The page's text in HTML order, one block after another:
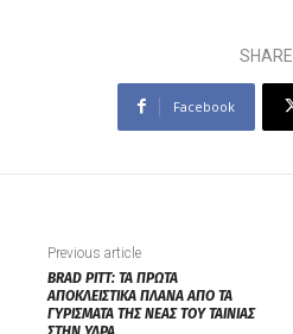
SHARE
Facebook
Previous article
BRAD PITT: ΤΑ ΠΡΩΤΑ
ΑΠΟΚΛΕΙΣΤΙΚΑ ΠΛΑΝΑ ΑΠΟ ΤΑ
ΓΥΡΙΣΜΑΤΑ ΤΗΣ ΝΕΑΣ ΤΟΥ ΤΑΙΝΙΑΣ